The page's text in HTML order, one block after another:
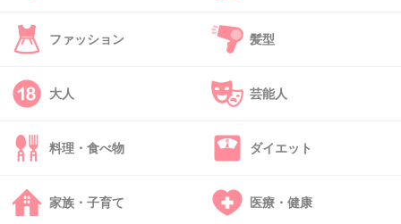
>>31
日本の国土の５分の１もある北海道を津々
浦々、隅から隅まで廻ってる人たちだから...
40. 匿名
ファッション 髪型
大人 芸能人
料理・食べ物 ダイエット
家族・子育て 医療・健康